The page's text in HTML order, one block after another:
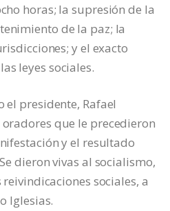
horas; la supresión de la
de la paz; la
y el exacto
leyes sociales.
el presidente, Rafael
que le precedieron
y el resultado
dieron vivas al socialismo,
sociales, a
Iglesias.